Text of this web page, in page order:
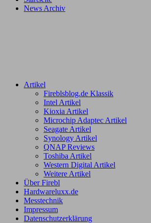
News Archiv
Artikel
Fireblsblog.de Klassik
Intel Artikel
Kioxia Artikel
Microchip Adaptec Artikel
Seagate Artikel
Synology Artikel
QNAP Reviews
Toshiba Artikel
Western Digital Artikel
Weitere Artikel
Über Firebl
Hardwareluxx.de
Messtechnik
Impressum
Datenschutzerklärung